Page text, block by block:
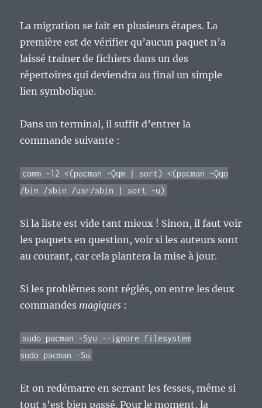
La migration se fait en plusieurs étapes. La
première est de vérifier qu’aucun paquet n’a
laissé trainer de fichiers dans un des
répertoires qui deviendra au final un simple
lien symbolique.
Dans un terminal, il suffit d’entrer la
commande suivante :
comm -12 <(pacman -Qqm | sort) <(pacman -Qqo
/bin /sbin /usr/sbin | sort -u)
Si la liste est vide tant mieux ! Sinon, il faut voir
les paquets en question, voir si les auteurs sont
au courant, car cela plantera la mise à jour.
Si les problèmes sont réglés, on entre les deux
commandes magiques :
sudo pacman -Syu --ignore filesystem
sudo pacman -Su
Et on redémarre en serrant les fesses, même si
tout s’est bien passé. Pour le moment, la